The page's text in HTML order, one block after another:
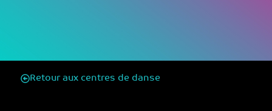
Retour aux centres de danse